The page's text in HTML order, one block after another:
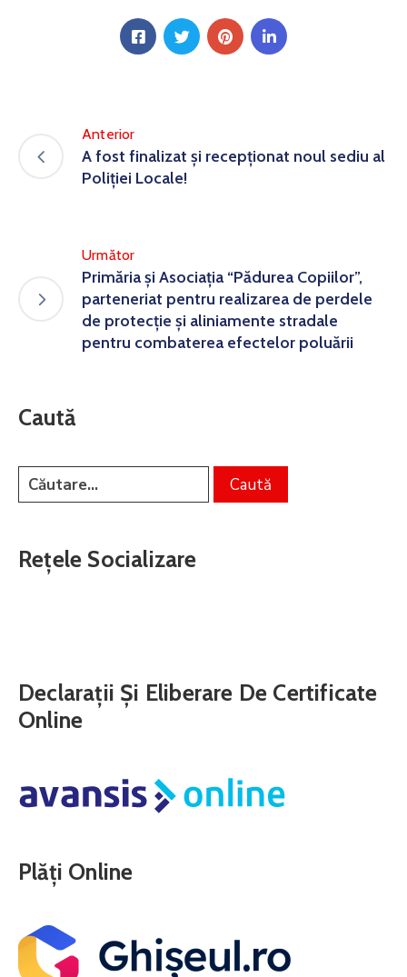
Anterior
A fost finalizat și recepționat noul sediu al
Poliției Locale!
Următor
Primăria și Asociația “Pădurea Copiilor”,
parteneriat pentru realizarea de perdele
de protecție și aliniamente stradale
pentru combaterea efectelor poluării
Caută
Rețele Socializare
Declarații Și Eliberare De Certificate
Online
Plăți Online